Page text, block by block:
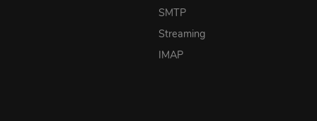
SMTP
Streaming
IMAP